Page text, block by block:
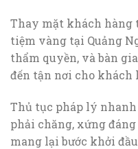
Thay mặt khách hàng
tiệm vàng tại Quảng
thẩm quyền, và bàn
đến tận nơi cho khách
Thủ tục pháp lý
phải chăng, xứng
mang lại bước khởi